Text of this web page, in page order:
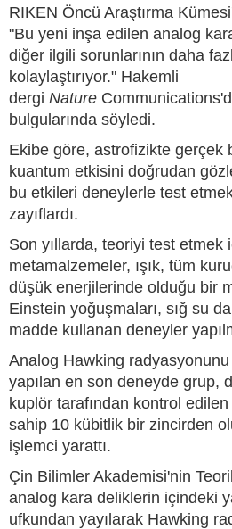
RIKEN Öncü Araştırma
"Bu yeni inşa edilen analog
diğer ilgili sorunlarının daha
kolaylaştırıyor." Hakemli
dergi Nature
bulgularında söyledi.
Ekibe göre, astrofizikte gerçek
kuantum etkisini doğrudan
bu etkileri deneylerle test
zayıflardı.
Son yıllarda, teoriyi test etmek
metamalzemeler, ışık, tüm
düşük enerjilerinde olduğu bir
Einstein yoğuşmaları, sığ su
madde kullanan deneyler
Analog Hawking
yapılan en son deneyde grup,
kuplör tarafından kontrol
sahip 10 kübitlik bir zincirden
işlemci yarattı.
Çin Bilimler Akademisi'nin
analog kara deliklerin içindeki
ufkundan yayılarak Hawking